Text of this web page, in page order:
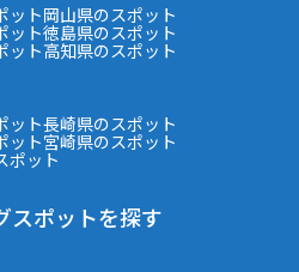
ット岡山県のスポット
ット徳島県のスポット
ット高知県のスポット
ット長崎県のスポット
ット宮崎県のスポット
ポット
スポットを探す